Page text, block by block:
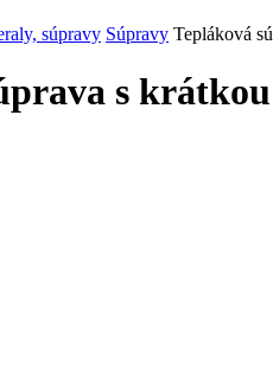
súpravy Súpravy Tepláková
s